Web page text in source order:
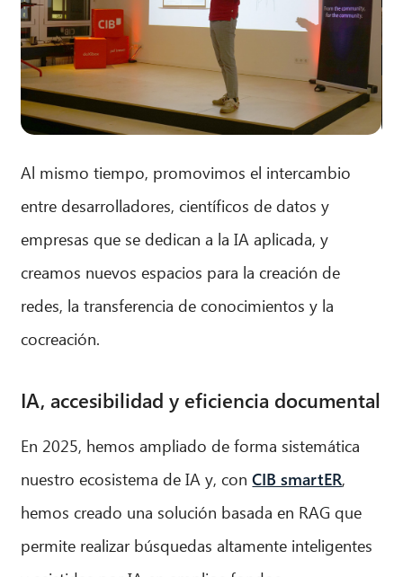
Al mismo tiempo, promovimos el intercambio
entre desarrolladores, científicos de datos y
empresas que se dedican a la IA aplicada, y
creamos nuevos espacios para la creación de
redes, la transferencia de conocimientos y la
cocreación.
IA, accesibilidad y eficiencia documental
En 2025, hemos ampliado de forma sistemática
nuestro ecosistema de IA y, conCIB smartER,
hemos creado una solución basada en RAG que
permite realizar búsquedas altamente inteligentes